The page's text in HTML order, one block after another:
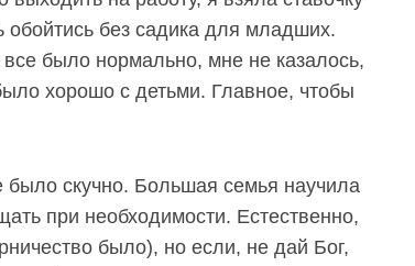
обойтись без садика для младших.
было нормально, мне не казалось,
хорошо с детьми. Главное, чтобы
скучно. Большая семья научила
при необходимости. Естественно,
было), но если, не дай Бог,